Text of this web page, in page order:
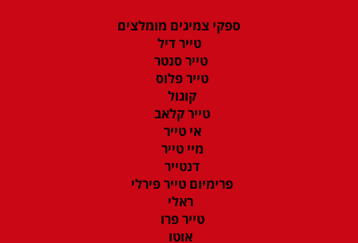
ספקי צמיגים מומלצים
טייר דיל
טייר סנטר
טייר פלוס
קוגול
טייר קלאב
אי טייר
מיי טייר
דנטייר
פרימיום טייר פירלי
ראלי
טייר פרו
אוטו